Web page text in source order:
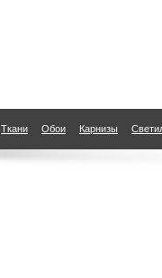
Ткани Обои Карнизы